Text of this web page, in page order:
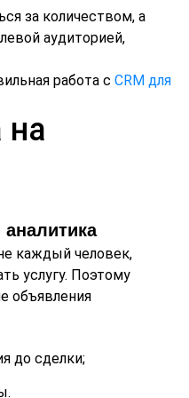
за количеством, а
аудиторией,
работа с CRM для
на
каждый человек,
услугу. Поэтому
объявления
до сделки;